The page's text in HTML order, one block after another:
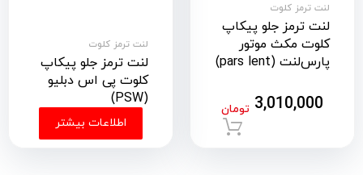
لنت ترمز کلوت
لنت ترمز جلو پیکاپ
کلوت مکث موتور
پارس‌لنت (pars lent)
3,010,000 تومان
افزودن به سبد خرید
لنت ترمز کلوت
لنت ترمز جلو پیکاپ
کلوت پی اس دبلیو
(PSW)
اطلاعات بیشتر